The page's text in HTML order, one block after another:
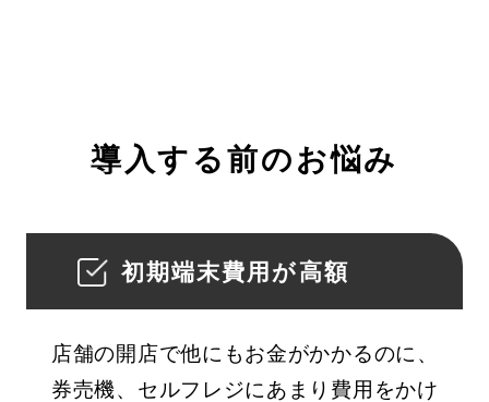
導入する前のお悩み
初期端末費用が高額
店舗の開店で他にもお金がかかるのに、
券売機、セルフレジにあまり費用をかけ